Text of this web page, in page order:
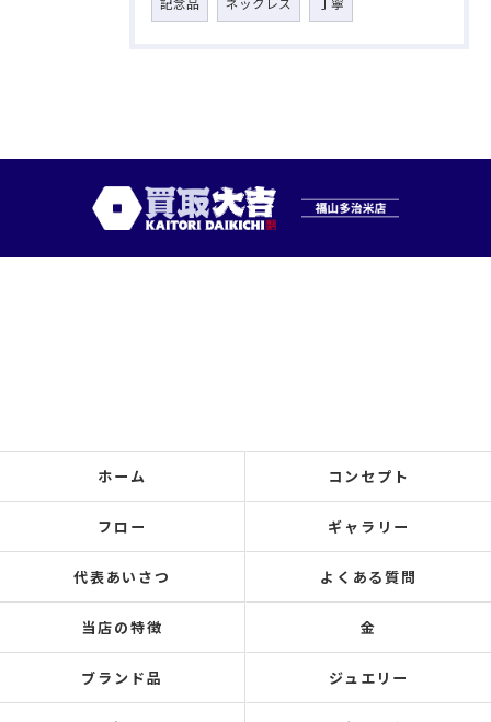
ホーム コンセプト
フロー ギャラリー
代表あいさつ よくある質問
当店の特徴 金
ブランド品 ジュエリー